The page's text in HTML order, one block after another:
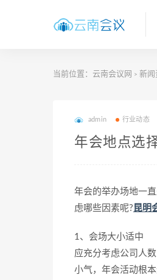
当前位置： 云南会议网 > 新闻
admin 行业动态
年会地点选
年会的举办场地一
虑哪些因素呢?昆明
1、会场大小适中
应充分考虑公司人
小气，年会活动根